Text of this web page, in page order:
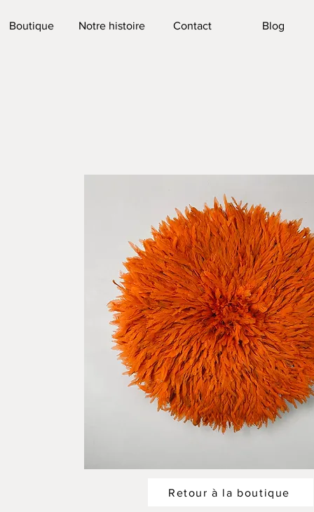
Boutique Notre histoire Contact Blog
Retour à la boutique